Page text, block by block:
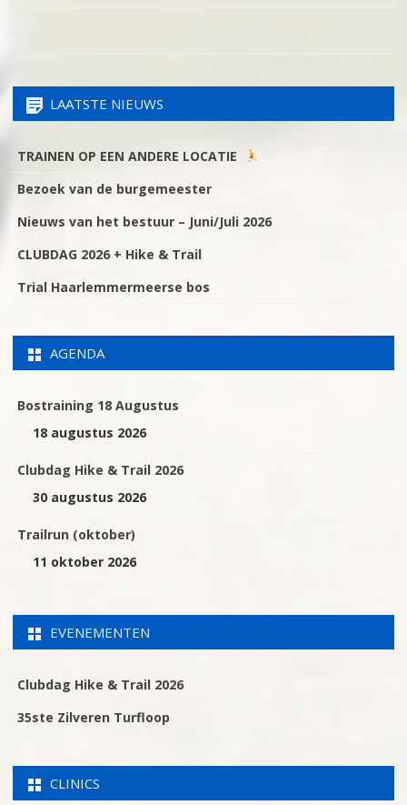
LAATSTE NIEUWS
TRAINEN OP EEN ANDERE LOCATIE
Bezoek van de burgemeester
Nieuws van het bestuur – Juni/Juli 2026
CLUBDAG 2026 + Hike & Trail
Trial Haarlemmermeerse bos
AGENDA
Bostraining 18 Augustus
18 augustus 2026
Clubdag Hike & Trail 2026
30 augustus 2026
Trailrun (oktober)
11 oktober 2026
EVENEMENTEN
Clubdag Hike & Trail 2026
35ste Zilveren Turfloop
CLINICS